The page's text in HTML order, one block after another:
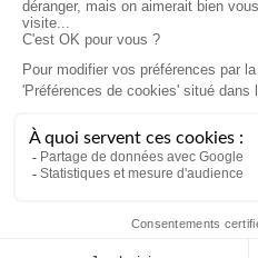
Notre service client est ouvert
Nous contacter
Mentions légales